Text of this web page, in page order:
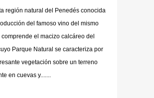
región natural del Penedés conocida
del famoso vino del mismo
el macizo calcáreo del
Parque Natural se caracteriza por
vegetación sobre un terreno
en cuevas y.......